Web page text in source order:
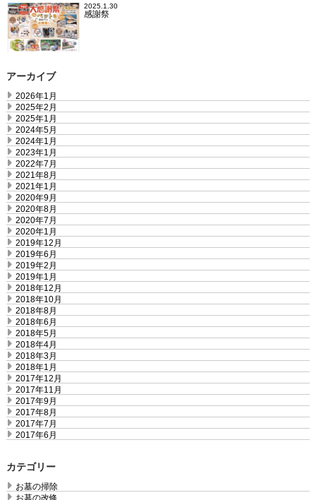
2025.1.30
感謝祭
アーカイブ
2026年1月
2025年2月
2025年1月
2024年5月
2024年1月
2023年1月
2022年7月
2021年8月
2021年1月
2020年9月
2020年8月
2020年7月
2020年1月
2019年12月
2019年6月
2019年2月
2019年1月
2018年12月
2018年10月
2018年8月
2018年6月
2018年5月
2018年4月
2018年3月
2018年1月
2017年12月
2017年11月
2017年9月
2017年8月
2017年7月
2017年6月
カテゴリー
お墓の掃除